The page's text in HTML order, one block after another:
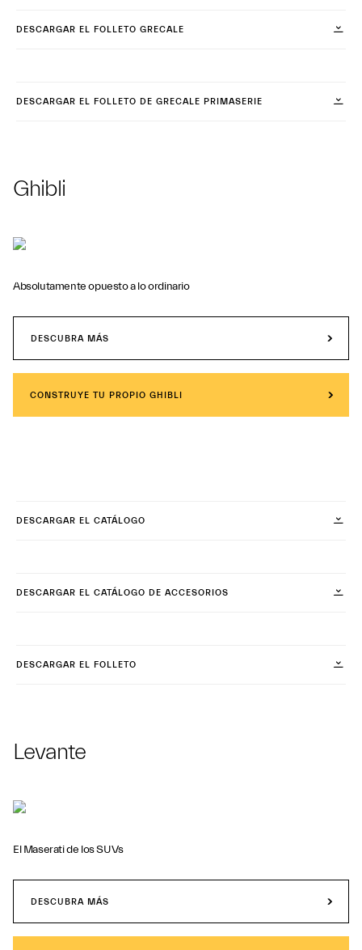
DESCARGAR EL FOLLETO GRECALE
DESCARGAR EL FOLLETO DE GRECALE PRIMASERIE
Ghibli
Absolutamente opuesto a lo ordinario
DESCUBRA MÁS
CONSTRUYE TU PROPIO GHIBLI
DESCARGAR EL CATÁLOGO
DESCARGAR EL CATÁLOGO DE ACCESORIOS
DESCARGAR EL FOLLETO
Levante
El Maserati de los SUVs
DESCUBRA MÁS